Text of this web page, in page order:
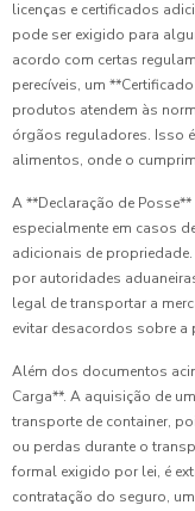
licenças e certificados
pode ser exigido para
acordo com certas
perecíveis, um
produtos atendem às
órgãos reguladores. Isso
alimentos, onde o
A **Declaração de
especialmente em casos
adicionais de
por autoridades
legal de transportar a
evitar desacordos sobre
Além dos documentos
Carga**. A aquisição de
transporte de container,
ou perdas durante o
formal exigido por lei, é
contratação do seguro,